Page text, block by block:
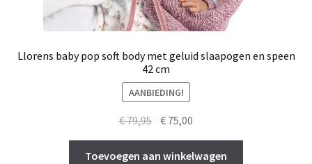
Llorens baby pop soft body met geluid slaapogen en speen
42 cm
AANBIEDING!
€79,95 Oorspronkelijke
prijs
was:
€ 75,00
prijs
is:
Toevoegen aan winkelwagen